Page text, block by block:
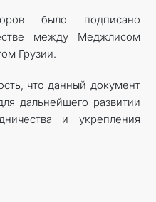
было подписано
между Меджлисом
Грузии.
что данный документ
дальнейшего развитии
и укрепления